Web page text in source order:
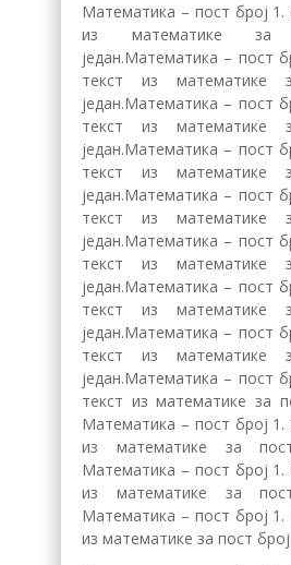
Математика – пост број 1.
из математике за
један.Математика – пост
текст из математике
један.Математика – пост
текст из математике
један.Математика – пост
текст из математике
један.Математика – пост
текст из математике
један.Математика – пост
текст из математике
један.Математика – пост
текст из математике
један.Математика – пост
текст из математике
један.Математика – пост
текст из математике за
Математика – пост број 1.
из математике за
Математика – пост број 1.
из математике за
Математика – пост број 1.
из математике за пост број